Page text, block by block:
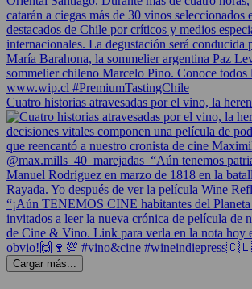
Cuatro historias atravesadas por el vino, la heren
Cargar más...